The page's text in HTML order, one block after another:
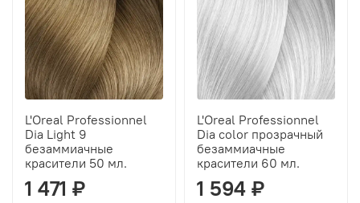
L'Oreal Professionnel
Dia Light 9
безаммиачные
красители 50 мл.
1 471 ₽
L'Oreal Professionnel
Dia color прозрачный
безаммиачные
красители 60 мл.
1 594 ₽